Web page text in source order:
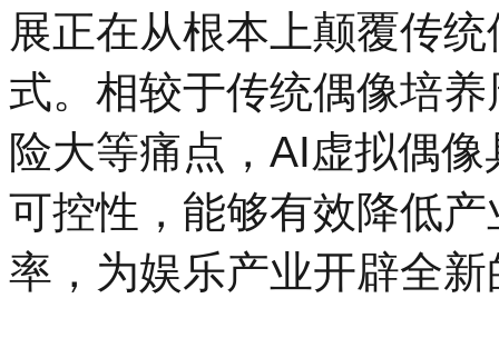
展正在从根本上颠覆传
式。相较于传统偶像培
险大等痛点，AI虚拟偶
可控性，能够有效降低
率，为娱乐产业开辟全